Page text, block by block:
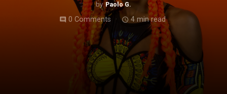
Paolo G.
comment 0 Comments access_time 4 min read